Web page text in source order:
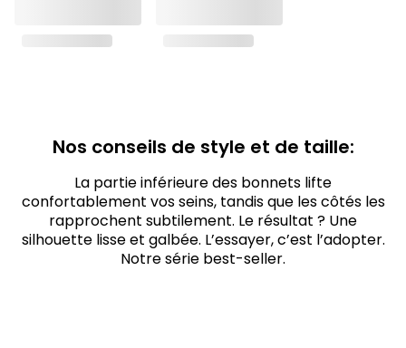
Nos conseils de style et de taille:
La partie inférieure des bonnets lifte
confortablement vos seins, tandis que les côtés les
rapprochent subtilement. Le résultat ? Une
silhouette lisse et galbée. L’essayer, c’est l’adopter.
Notre série best-seller.